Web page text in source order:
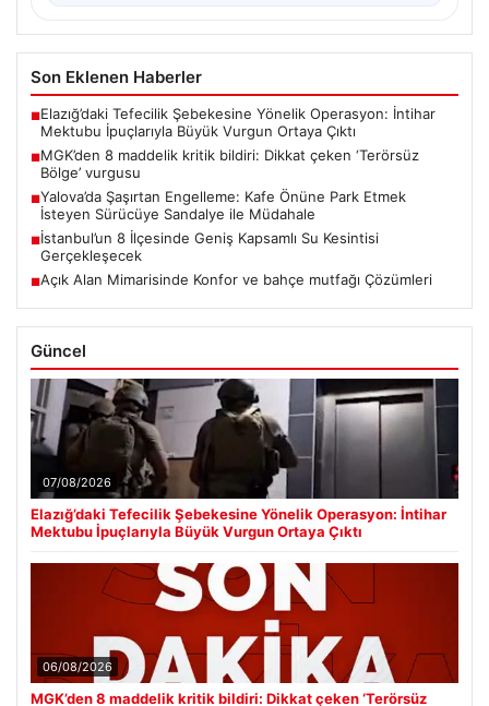
Son Eklenen Haberler
■Elazığ’daki Tefecilik Şebekesine Yönelik Operasyon: İntihar
Mektubu İpuçlarıyla Büyük Vurgun Ortaya Çıktı
■MGK’den 8 maddelik kritik bildiri: Dikkat çeken ‘Terörsüz
Bölge’ vurgusu
■Yalova’da Şaşırtan Engelleme: Kafe Önüne Park Etmek
İsteyen Sürücüye Sandalye ile Müdahale
■İstanbul’un 8 İlçesinde Geniş Kapsamlı Su Kesintisi
Gerçekleşecek
■Açık Alan Mimarisinde Konfor ve bahçe mutfağı Çözümleri
Güncel
07/08/2026
Elazığ’daki Tefecilik Şebekesine Yönelik Operasyon: İntihar
Mektubu İpuçlarıyla Büyük Vurgun Ortaya Çıktı
06/08/2026
MGK’den 8 maddelik kritik bildiri: Dikkat çeken ‘Terörsüz